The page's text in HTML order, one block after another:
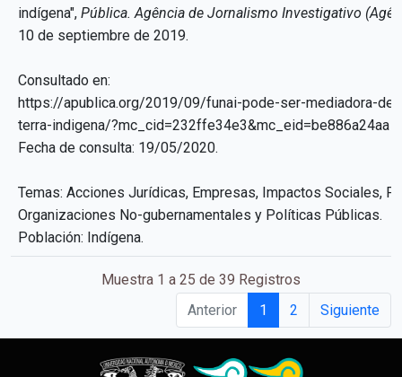
indígena", Pública. Agência de Jornalismo Investigativo
10 de septiembre de 2019.
Consultado en:
https://apublica.org/2019/09/funai-pode-ser-mediadora-de-
terra-indigena/?mc_cid=232ffe34e3&mc_eid=be886a24aa
Fecha de consulta: 19/05/2020.
Temas: Acciones Jurídicas, Empresas, Impactos Sociales,
Organizaciones No-gubernamentales y Políticas Públicas.
Población: Indígena.
Muestra 1 a 25 de 39 Registros
Anterior
1 2 Siguiente